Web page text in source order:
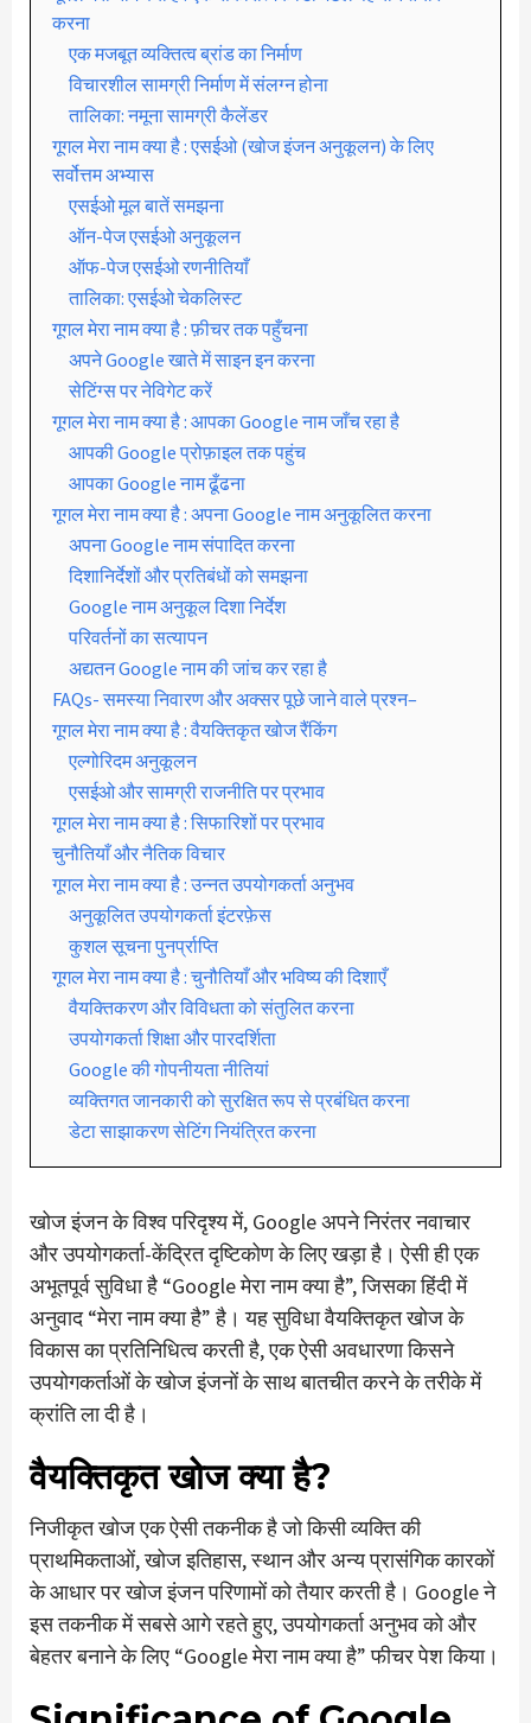
करना
एक मजबूत व्यक्तित्व ब्रांड का निर्माण
विचारशील सामग्री निर्माण में संलग्न होना
तालिका: नमूना सामग्री कैलेंडर
गूगल मेरा नाम क्या है : एसईओ (खोज इंजन अनुकूलन) के लिए
सर्वोत्तम अभ्यास
एसईओ मूल बातें समझना
ऑन-पेज एसईओ अनुकूलन
ऑफ-पेज एसईओ रणनीतियाँ
तालिका: एसईओ चेकलिस्ट
गूगल मेरा नाम क्या है : फ़ीचर तक पहुँचना
अपने Google खाते में साइन इन करना
सेटिंग्स पर नेविगेट करें
गूगल मेरा नाम क्या है : आपका Google नाम जाँच रहा है
आपकी Google प्रोफ़ाइल तक पहुंच
आपका Google नाम ढूँढना
गूगल मेरा नाम क्या है : अपना Google नाम अनुकूलित करना
अपना Google नाम संपादित करना
दिशानिर्देशों और प्रतिबंधों को समझना
Google नाम अनुकूल दिशा निर्देश
परिवर्तनों का सत्यापन
अद्यतन Google नाम की जांच कर रहा है
FAQs- समस्या निवारण और अक्सर पूछे जाने वाले प्रश्न–
गूगल मेरा नाम क्या है : वैयक्तिकृत खोज रैंकिंग
एल्गोरिदम अनुकूलन
एसईओ और सामग्री राजनीति पर प्रभाव
गूगल मेरा नाम क्या है : सिफारिशों पर प्रभाव
चुनौतियाँ और नैतिक विचार
गूगल मेरा नाम क्या है : उन्नत उपयोगकर्ता अनुभव
अनुकूलित उपयोगकर्ता इंटरफ़ेस
कुशल सूचना पुनर्प्राप्ति
गूगल मेरा नाम क्या है : चुनौतियाँ और भविष्य की दिशाएँ
वैयक्तिकरण और विविधता को संतुलित करना
उपयोगकर्ता शिक्षा और पारदर्शिता
Google की गोपनीयता नीतियां
व्यक्तिगत जानकारी को सुरक्षित रूप से प्रबंधित करना
डेटा साझाकरण सेटिंग नियंत्रित करना
खोज इंजन के विश्व परिदृश्य में, Google अपने निरंतर नवाचार
और उपयोगकर्ता-केंद्रित दृष्टिकोण के लिए खड़ा है। ऐसी ही एक
अभूतपूर्व सुविधा है “Google मेरा नाम क्या है”, जिसका हिंदी में
अनुवाद “मेरा नाम क्या है” है। यह सुविधा वैयक्तिकृत खोज के
विकास का प्रतिनिधित्व करती है, एक ऐसी अवधारणा किसने
उपयोगकर्ताओं के खोज इंजनों के साथ बातचीत करने के तरीके में
क्रांति ला दी है।
वैयक्तिकृत खोज क्या है?
निजीकृत खोज एक ऐसी तकनीक है जो किसी व्यक्ति की
प्राथमिकताओं, खोज इतिहास, स्थान और अन्य प्रासंगिक कारकों
के आधार पर खोज इंजन परिणामों को तैयार करती है। Google ने
इस तकनीक में सबसे आगे रहते हुए, उपयोगकर्ता अनुभव को और
बेहतर बनाने के लिए “Google मेरा नाम क्या है” फीचर पेश किया।